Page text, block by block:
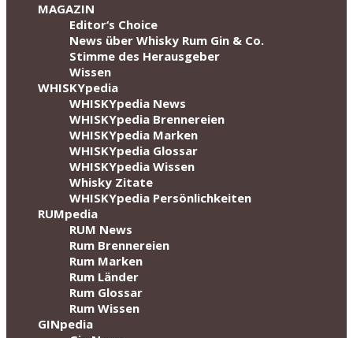
MAGAZIN
Editor‘s Choice
News über Whisky Rum Gin & Co.
Stimme des Herausgeber
Wissen
WHISKYpedia
WHISKYpedia News
WHISKYpedia Brennereien
WHISKYpedia Marken
WHISKYpedia Glossar
WHISKYpedia Wissen
Whisky Zitate
WHISKYpedia Persönlichkeiten
RUMpedia
RUM News
Rum Brennereien
Rum Marken
Rum Länder
Rum Glossar
Rum Wissen
GINpedia